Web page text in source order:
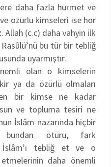
daha fazla hürmet ve
özürlü kimseleri ise hor
Allah (c.c) daha vahyin ilk
bu tür bir tebliğ
uyarmıştır.
olan o kimselerin
ya da özürlü olmaları
bir kimse ne kadar
ve topluma tesiri ne
İslâm nazarında hiçbir
ötürü, fark
İslâm’ı tebliğ et ve o
daha önemli